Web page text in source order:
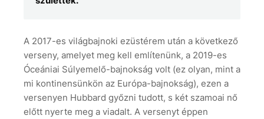
A 2017-es világbajnoki ezüstérem után a következő
verseny, amelyet meg kell említenünk, a 2019-es
Óceániai Súlyemelő-bajnokság volt (ez olyan, mint a
mi kontinensünkön az Európa-bajnokság), ezen a
versenyen Hubbard győzni tudott, s két szamoai nő
előtt nyerte meg a viadalt. A versenyt éppen